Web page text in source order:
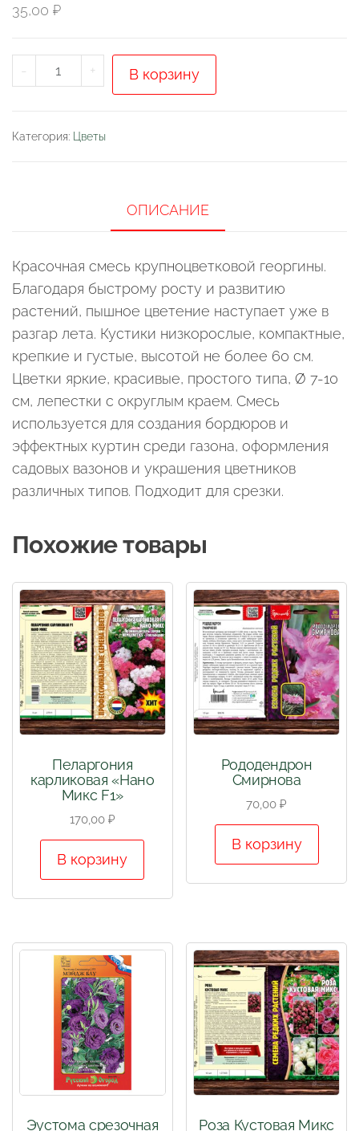
35,00 ₽
-
Количество
товара
Английская
+ В корзину
Категория: Цветы
ОПИСАНИЕ
Красочная смесь крупноцветковой георгины.
Благодаря быстрому росту и развитию
растений, пышное цветение наступает уже в
разгар лета. Кустики низкорослые, компактные,
крепкие и густые, высотой не более 60 см.
Цветки яркие, красивые, простого типа, Ø 7-10
см, лепестки с округлым краем. Смесь
используется для создания бордюров и
эффектных куртин среди газона, оформления
садовых вазонов и украшения цветников
различных типов. Подходит для срезки.
Похожие товары
Пеларгония
карликовая «Нано
Микс F1»
170,00 ₽
В корзину
Рододендрон
Смирнова
70,00₽
В корзину
Эустома срезочная Роза Кустовая Микс